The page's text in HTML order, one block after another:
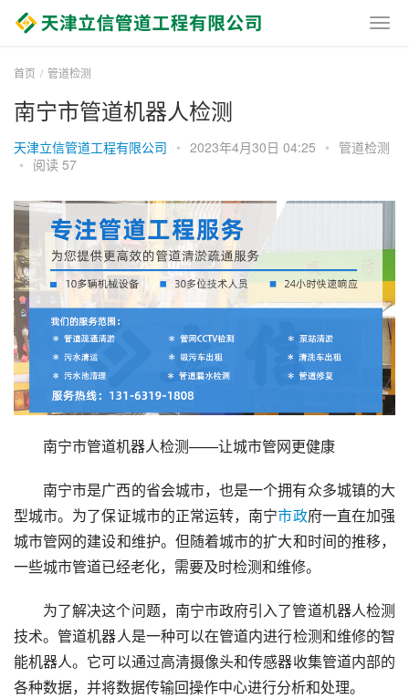
首页 管道检测
南宁市管道机器人检测
天津立信管道工程有限公司 • 2023年4月30日 04:25 • 管道检测
• 阅读 57
南宁市管道机器人检测——让城市管网更健康
南宁市是广西的省会城市，也是一个拥有众多城镇的大
型城市。为了保证城市的正常运转，南宁市政府一直在加强
城市管网的建设和维护。但随着城市的扩大和时间的推移，
一些城市管道已经老化，需要及时检测和维修。
为了解决这个问题，南宁市政府引入了管道机器人检测
技术。管道机器人是一种可以在管道内进行检测和维修的智
能机器人。它可以通过高清摄像头和传感器收集管道内部的
各种数据，并将数据传输回操作中心进行分析和处理。